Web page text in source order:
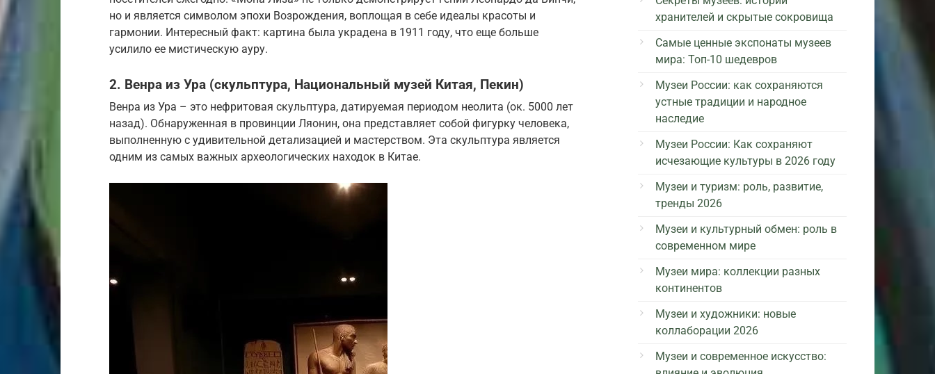
но и является символом эпохи Возрождения, воплощая в себе идеалы красоты и
гармонии. Интересный факт: картина была украдена в 1911 году, что еще больше
усилило ее мистическую ауру.
2. Венра из Ура (скульптура, Национальный музей Китая, Пекин)
Венра из Ура – это нефритовая скульптура, датируемая периодом неолита (ок. 5000 лет
назад). Обнаруженная в провинции Ляонин, она представляет собой фигурку человека,
выполненную с удивительной детализацией и мастерством. Эта скульптура является
одним из самых важных археологических находок в Китае.
хранителей и скрытые сокровища
Самые ценные экспонаты музеев
мира: Топ-10 шедевров
Музеи России: как сохраняются
устные традиции и народное
наследие
Музеи России: Как сохраняют
исчезающие культуры в 2026 году
Музеи и туризм: роль, развитие,
тренды 2026
Музеи и культурный обмен: роль в
современном мире
Музеи мира: коллекции разных
континентов
Музеи и художники: новые
коллаборации 2026
Музеи и современное искусство: